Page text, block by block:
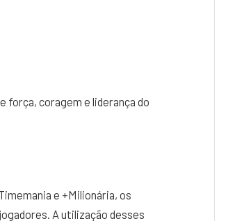
força, coragem e liderança do
e +Milionária, os
A utilização desses